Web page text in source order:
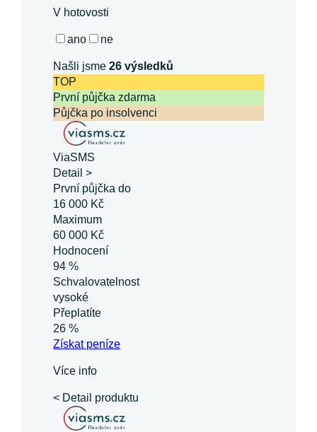
V hotovosti
ano ne
Našli jsme26 výsledků
TOP
První půjčka zdarma
Půjčka po insolvenci
ViaSMS
Detail >
První půjčka do
16 000 Kč
Maximum
60 000 Kč
Hodnocení
94 %
Schvalovatelnost
vysoké
Přeplatíte
26 %
Získatpeníze
Více info
< Detail produktu